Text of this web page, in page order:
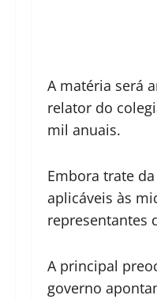
A matéria será
relator do
mil anuais.
Embora trate
aplicáveis às
representantes
A principal
governo